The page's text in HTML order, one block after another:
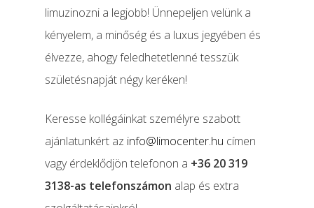
limuzinozni a legjobb! Ünnepeljen velünk a
kényelem, a minőség és a luxus jegyében és
élvezze, ahogy feledhetetlenné tesszük
születésnapját négy keréken!
Keresse kollégáinkat személyre szabott
ajánlatunkért az info@limocenter.hu címen
vagy érdeklődjön telefonon a +36 20 319
3138-as telefonszámon alap és extra